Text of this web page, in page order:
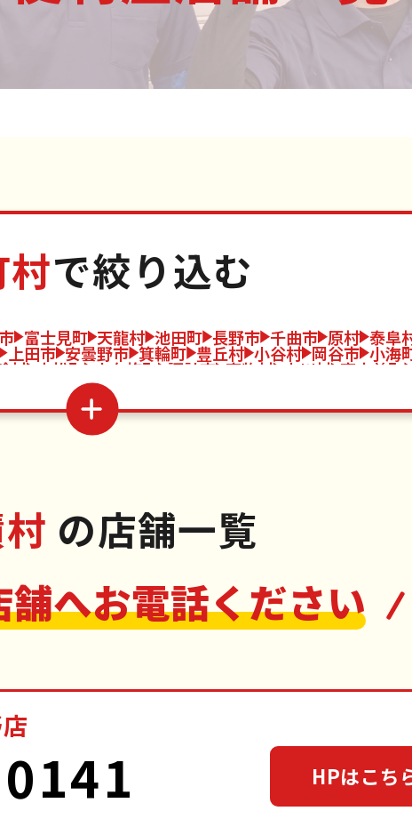
で絞り込む
富士見町 天龍村 池田町 長野市 千曲市 原村 泰阜
上田市 安曇野市 箕輪町 豊丘村 小谷村 岡谷市 小海
村 上松町 小布施町 諏訪市 南牧村 中川村 南木曽町
小諸市 北相木村
阿南町
羽村 山形村 栄村 茅野市 長和町 下條村 朝日村
の店舗一覧
へお電話ください
HPはこち